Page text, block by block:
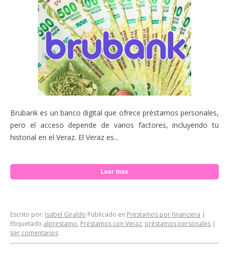
Brubank es un banco digital que ofrece préstamos personales,
pero el acceso depende de varios factores, incluyendo tu
historial en el Veraz. El Veraz es...
Leer mas
Escrito por: Isabel Giraldo Publicado en Prestamos por financiera |
Etiquetado alprestamo, Préstamos con Veraz, préstamos personales |
Ver comentarios